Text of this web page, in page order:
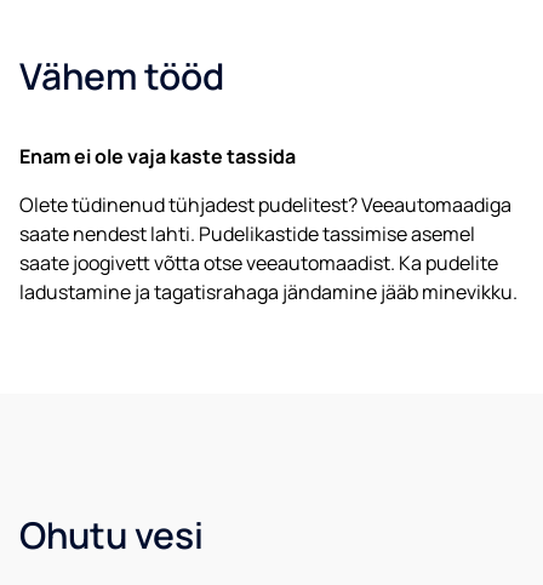
Postiindeks*
Vähem tööd
Enam ei ole vaja kaste tassida
Olete tüdinenud tühjadest pudelitest? Veeautomaadiga
saate nendest lahti. Pudelikastide tassimise asemel
saate joogivett võtta otse veeautomaadist. Ka pudelite
ladustamine ja tagatisrahaga jändamine jääb minevikku.
Ohutu vesi